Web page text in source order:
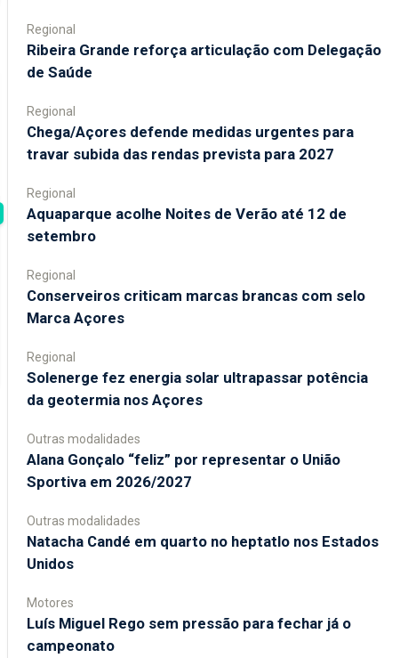
Regional
Ribeira Grande reforça articulação com Delegação
de Saúde
Regional
Chega/Açores defende medidas urgentes para
travar subida das rendas prevista para 2027
Regional
Aquaparque acolhe Noites de Verão até 12 de
setembro
Regional
Conserveiros criticam marcas brancas com selo
Marca Açores
Regional
Solenerge fez energia solar ultrapassar potência
da geotermia nos Açores
Outras modalidades
Alana Gonçalo “feliz” por representar o União
Sportiva em 2026/2027
Outras modalidades
Natacha Candé em quarto no heptatlo nos Estados
Unidos
Motores
Luís Miguel Rego sem pressão para fechar já o
campeonato